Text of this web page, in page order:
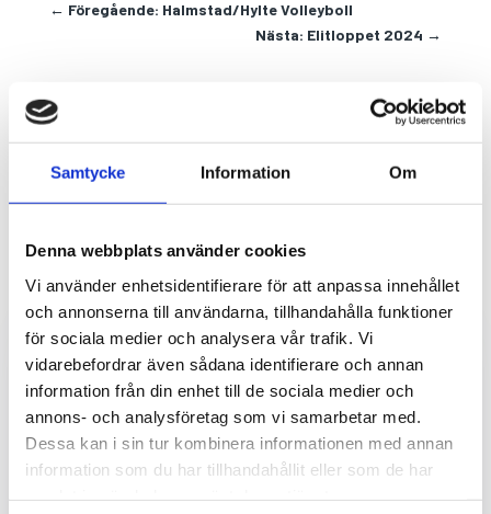
Samtycke Information Om
Denna webbplats använder cookies
Vi använder enhetsidentifierare för att anpassa innehållet
och annonserna till användarna, tillhandahålla funktioner
för sociala medier och analysera vår trafik. Vi
vidarebefordrar även sådana identifierare och annan
information från din enhet till de sociala medier och
annons- och analysföretag som vi samarbetar med.
Dessa kan i sin tur kombinera informationen med annan
information som du har tillhandahållit eller som de har
← Föregående: Halmstad/Hylte Volleyboll
Nästa: Elitloppet 2024 →
Fler projekt vi levererat
teknik till är…